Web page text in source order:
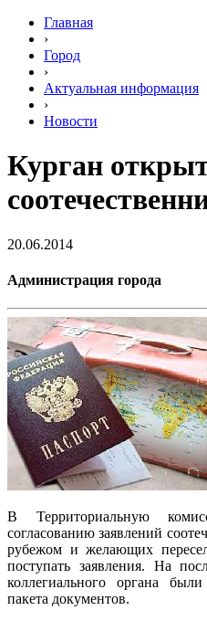
Главная
›
Город
›
Актуальная информация
›
Новости
Курган
20.06.2014
Администрация города
В Территориальную
согласованию заявлений
рубежом и желающих
поступать заявления. На
коллегиального органа
пакета документов.